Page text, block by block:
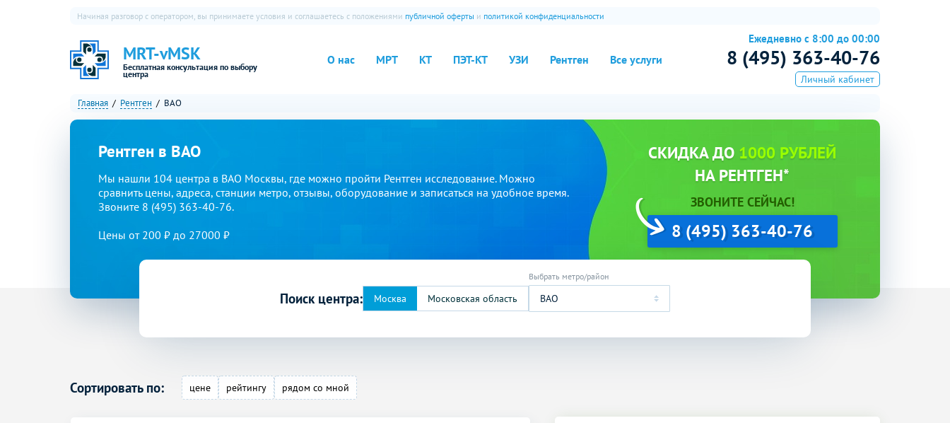
MRT-vMSK
Бесплатная консультация по выбору
центра
О нас МРТ КТ ПЭТ-КТ УЗИ Рентген Все услуги
Начиная разговор с оператором, вы принимаете условия и соглашаетесь с положениями публичной оферты и политикой конфиденциальности
Ежедневно с 8:00 до 00:00
8 (495) 363-40-76
Личный кабинет
Главная Рентген ВАО
Рентген в ВАО
Мы нашли 104 центра в ВАО Москвы, где можно пройти Рентген исследование. Можно
сравнить цены, адреса, станции метро, отзывы, оборудование и записаться на удобное время.
Звоните 8 (495) 363-40-76.
Цены от 200 ₽ до 27000 ₽
СКИДКА ДО 1000 РУБЛЕЙ
НА РЕНТГЕН*
ЗВОНИТЕ СЕЙЧАС!
8 (495) 363-40-76
Поиск центра: ВАО
Сортировать по: цене рейтингу рядом со мной